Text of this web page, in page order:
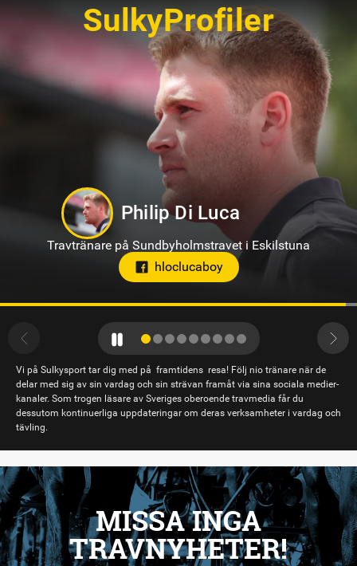
SulkyProfiler
Sandra Eriksson
Travtränare på Bodentravet
stallsandraeriksson
Vi på Sulkysport tar dig med på framtidens resa! Följ nio tränare när de
delar med sig av sin vardag och sin strävan framåt via sina sociala medier-
kanaler. Som trogen läsare av Sveriges oberoende travmedia får du
dessutom kontinuerliga uppdateringar om deras verksamheter i vardag och
tävling.
MISSA INGA
TRAVNYHETER!